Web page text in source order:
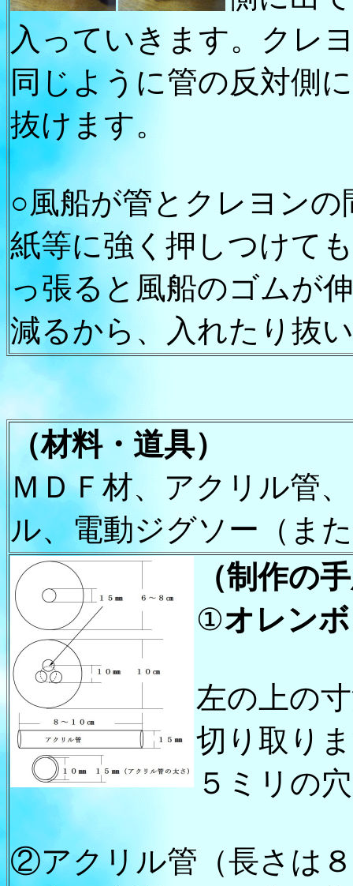
入っていきます。クレ
同じように管の反対側
抜けます。
○風船が管とクレヨン
紙等に強く押しつけて
っ張ると風船のゴムが
減るから、入れたり抜
（材料・ 道具）
ＭＤＦ材、アクリル管
ル、電動ジグソー（ま
（制作の
①オレン
左の上の
切り取り
５ミリの
②アクリル管（長さは